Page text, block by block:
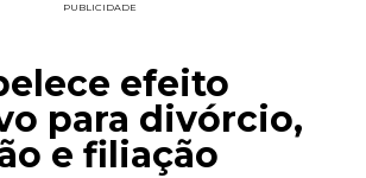
PUBLICIDADE
efeito
para divórcio,
e filiação